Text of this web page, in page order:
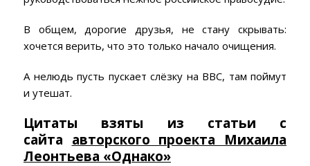
В общем, дорогие друзья, не стану скрывать:
хочется верить, что это только начало очищения.
А нелюдь пусть пускает слёзку на BBC, там поймут
и утешат.
Цитаты взяты из статьи с
сайта авторского проекта Михаила
Леонтьева «Однако»